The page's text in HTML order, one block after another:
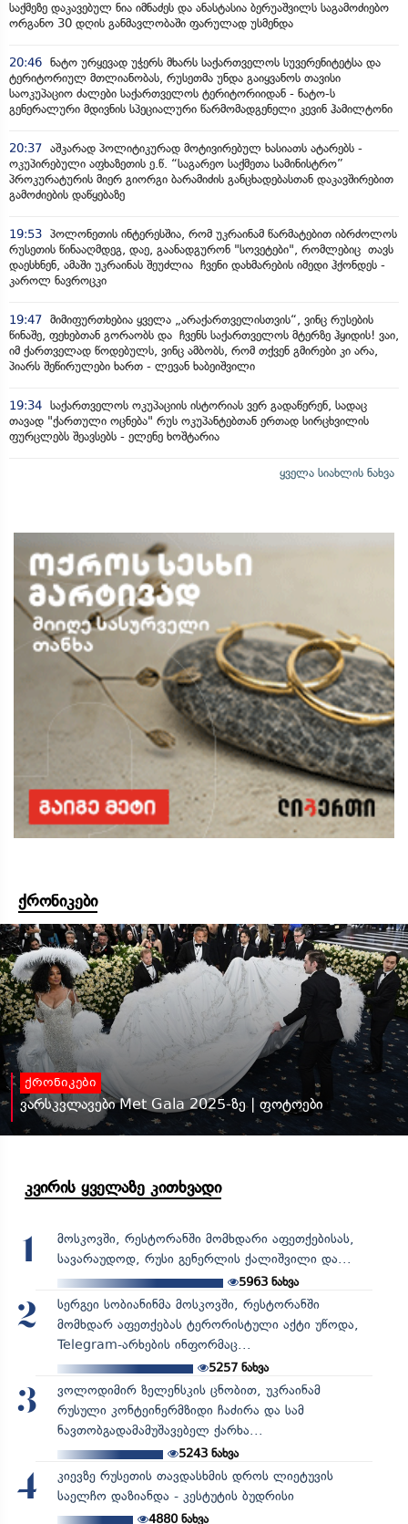
საქმეზე დაკავებულ ნია იმნაძეს და ანასტასია ბერუაშვილს საგამოძიებო
ორგანო 30 დღის განმავლობაში ფარულად უსმენდა
20:46 ნატო ურყევად უჭერს მხარს საქართველოს სუვერენიტეტსა და
ტერიტორიულ მთლიანობას, რუსეთმა უნდა გაიყვანოს თავისი
საოკუპაციო ძალები საქართველოს ტერიტორიიდან - ნატო-ს
გენერალური მდივნის სპეციალური წარმომადგენელი კევინ ჰამილტონი
20:37 აშკარად პოლიტიკურად მოტივირებულ ხასიათს ატარებს -
ოკუპირებული აფხაზეთის ე.წ. “საგარეო საქმეთა სამინისტრო”
პროკურატურის მიერ გიორგი ბარამიძის განცხადებასთან დაკავშირებით
გამოძიების დაწყებაზე
19:53 პოლონეთის ინტერესშია, რომ უკრაინამ წარმატებით იბრძოლოს
რუსეთის წინააღმდეგ, დაე, გაანადგურონ "სოვეტები", რომლებიც თავს
დაესხნენ, ამაში უკრაინას შეუძლია ჩვენი დახმარების იმედი ჰქონდეს -
კაროლ ნავროცკი
19:47 მიმიფურთხებია ყველა „არაქართველისთვის“, ვინც რუსების
წინაშე, ფეხებთან გორაობს და ჩვენს საქართველოს მტერზე ჰყიდის! ვაი,
იმ ქართველად წოდებულს, ვინც ამბობს, რომ თქვენ გმირები კი არა,
პიარს შეწირულები ხართ - ლევან ხაბეიშვილი
19:34 საქართველოს ოკუპაციის ისტორიას ვერ გადაწერენ, სადაც
თავად "ქართული ოცნება" რუს ოკუპანტებთან ერთად სირცხვილის
ფურცლებს შეავსებს - ელენე ხოშტარია
ყველა სიახლის ნახვა
ქრონიკები
ქრონიკები
ვარსკვლავები Met Gala 2025-ზე | ფოტოები
კვირის ყველაზე კითხვადი
1
მოსკოვში, რესტორანში მომხდარი აფეთქებისას,
სავარაუდოდ, რუსი გენერლის ქალიშვილი და...
5963 ნახვა
2
სერგეი სობიანინმა მოსკოვში, რესტორანში
მომხდარ აფეთქებას ტერორისტული აქტი უწოდა,
Telegram-არხების ინფორმაც...
5257ნახვა
3
ვოლოდიმირ ზელენსკის ცნობით, უკრაინამ
რუსული კონტეინერმზიდი ჩაძირა და სამ
ნავთობგადამამუშავებელ ქარხა...
5243ნახვა
4
კიევზე რუსეთის თავდასხმის დროს ლიეტუვის
საელჩო დაზიანდა - კესტუტის ბუდრისი
4880ნახვა